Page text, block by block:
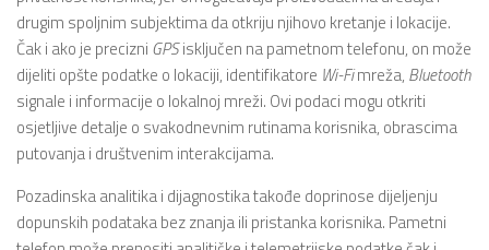
drugim spoljnim subjektima da otkriju njihovo kretanje i lokacije.
Čak i ako je precizni GPSisključen na pametnom telefonu, on može
dijeliti opšte podatke o lokaciji, identifikatore Wi-Fimreža, Bluetooth
signale i informacije o lokalnoj mreži. Ovi podaci mogu otkriti
osjetljive detalje o svakodnevnim rutinama korisnika, obrascima
putovanja i društvenim interakcijama.
Pozadinska analitika i dijagnostika takođe doprinose dijeljenju
dopunskih podataka bez znanja ili pristanka korisnika. Pametni